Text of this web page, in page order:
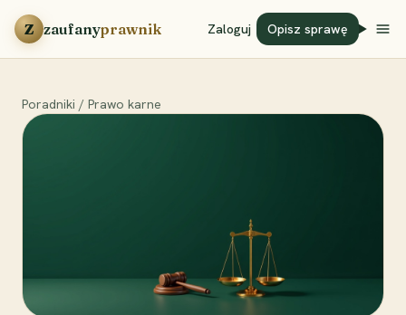
Przejdź do treści
Z zaufanyprawnik Zaloguj Opisz sprawę
Poradniki / Prawo karne